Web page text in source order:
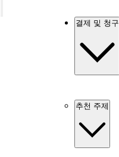
결제 및 청구
추천 주제